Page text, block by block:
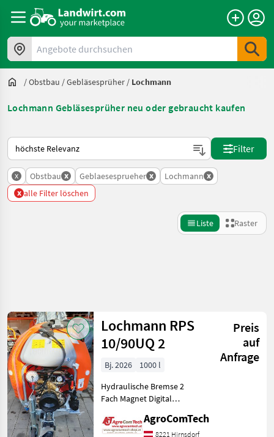
Angebote durchsuchen
/Obstbau /Gebläsesprüher / Lochmann
Lochmann Gebläsesprüher neu oder gebraucht kaufen
So wird auf Landwirt.com sortiert
Filter
x Obstbau x Geblaesesprueher x Lochmann x
x alle Filter löschen
Liste Raster
Kategorie 4 Land Filter
AKTUELLER
PFAD
Landtechnik
Obstbau
Geblaesesprueher
Zurücksetzen
2
Ergebnisse
anzeigen
Lochmann RPS
10/90UQ 2
Preis
auf
Anfrage
Bj. 2026
1000 l
Hydraulische Bremse 2
Fach Magnet Digital
Querstromkasten Obstbau
AgroComTech
8221 Hirnsdorf